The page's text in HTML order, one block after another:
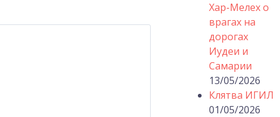
Хар-Мелех о
врагах на
дорогах
Иудеи и
Самарии
13/05/2026
Клятва ИГИЛ
01/05/2026